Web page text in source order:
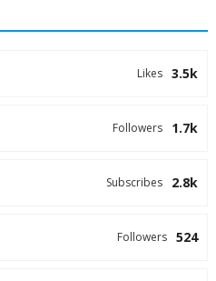
3.5k
Likes
1.7k
Followers
2.8k
Subscribes
524
Followers